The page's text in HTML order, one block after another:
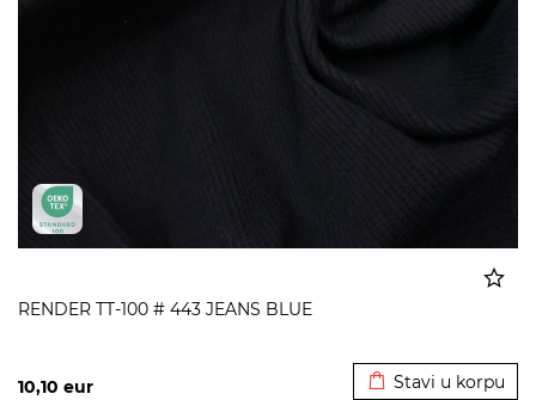
RENDER TT-100 # 443 JEANS BLUE
10,10 eur Stavi u korpu